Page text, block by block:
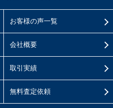
お客様の声一覧
会社概要
取引実績
無料査定依頼